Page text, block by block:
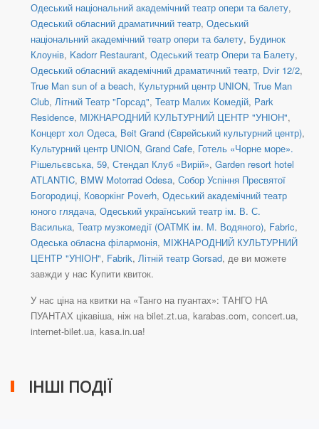
Одеський національний академічний театр опери та балету,
Одеський обласний драматичний театр, Одеський
національний академічний театр опери та балету, Будинок
Клоунів, Kadorr Restaurant, Одеський театр Опери та Балету,
Одеський обласний академічний драматичний театр, Dvіr 12/2,
True Man sun of a beach, Культурний центр UNION, True Man
Club, Літний Театр "Горсад", Театр Малих Комедій, Park
Residence, МІЖНАРОДНИЙ КУЛЬТУРНИЙ ЦЕНТР "УНІОН",
Концерт хол Одеса, Beit Grand (Єврейський культурний центр),
Культурний центр UNION, Grand Cafe, Готель «Чорне море».
Рішельєвська, 59, Стендап Клуб «Вирій», Garden resort hotel
ATLANTIC, BMW Motorrad Odesa, Собор Успіння Пресвятої
Богородиці, Коворкінг Poverh, Одеський академічний театр
юного глядача, Одеський український театр ім. В. С.
Василька, Театр музкомедії (ОАТМК ім. М. Водяного), Fabric,
Одеська обласна філармонія, МІЖНАРОДНИЙ КУЛЬТУРНИЙ
ЦЕНТР "УНІОН", Fabrik, Літній театр Gorsad, де ви можете
завжди у нас Купити квиток.
У нас ціна на квитки на «Танго на пуантах»: ТАНГО НА
ПУАНТАХ цікавіша, ніж на bilet.zt.ua, karabas.com, concert.ua,
internet-bilet.ua, kasa.in.ua!
ІНШІ ПОДІЇ